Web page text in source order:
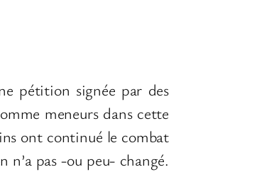
pétition signée par des
meneurs dans cette
ont continué le combat
n’a pas -ou peu- changé.